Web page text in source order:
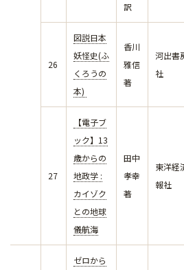
訳
26
図説日本
妖怪史(ふ
くろうの
本)
香川
雅信
著
河出書
社
27
【電子ブ
ック】13
歳からの
地政学 :
カイゾク
との地球
儀航海
田中
孝幸
著
東洋経
報社
ゼロから